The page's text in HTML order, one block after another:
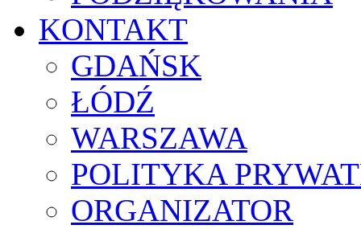
KONTAKT
GDAŃSK
ŁÓDŹ
WARSZAWA
POLITYKA
ORGANIZATOR